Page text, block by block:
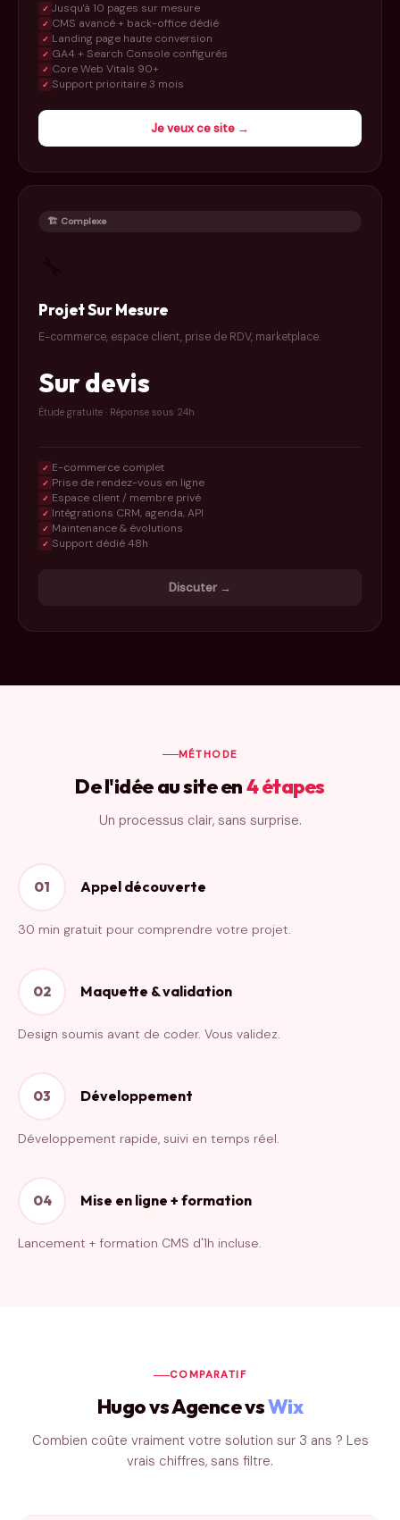
✓ Jusqu'à 10 pages sur mesure
✓ CMS avancé + back-office dédié
✓ Landing page haute conversion
✓ GA4 + Search Console configurés
✓ Core Web Vitals 90+
✓ Support prioritaire 3 mois
Je veux ce site →
🏗️ Complexe
Projet Sur Mesure
E-commerce, espace client, prise de RDV, marketplace.
Sur devis
Étude gratuite · Réponse sous 24h
✓ E-commerce complet
✓ Prise de rendez-vous en ligne
✓ Espace client / membre privé
✓ Intégrations CRM, agenda, API
✓ Maintenance & évolutions
✓ Support dédié 48h
Discuter →
MÉTHODE
De l'idée au site en4 étapes
Un processus clair, sans surprise.
01 Appel découverte
30 min gratuit pour comprendre votre projet.
02 Maquette & validation
Design soumis avant de coder. Vous validez.
03 Développement
Développement rapide, suivi en temps réel.
04 Mise en ligne + formation
Lancement + formation CMS d'1h incluse.
COMPARATIF
Hugo vs Agence vsWix
Combien coûte vraiment votre solution sur 3 ans ? Les
vrais chiffres, sans filtre.